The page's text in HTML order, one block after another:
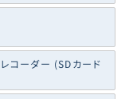
レコーダー (SDカード